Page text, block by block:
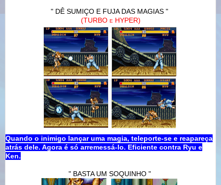
" DÊ SUMIÇO E FUJA DAS MAGIAS "
(TURBO E HYPER)
Quando o inimigo lançar uma magia, teleporte-se e reapareça
atrás dele. Agora é só arremessá-lo. Eficiente contra Ryu e
Ken.
" BASTA UM SOQUINHO "